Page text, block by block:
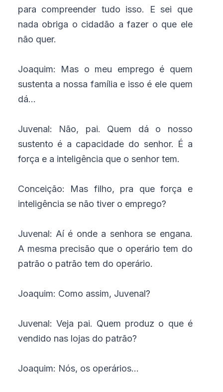
para compreender tudo isso. E sei que
nada obriga o cidadão a fazer o que ele
não quer.
Joaquim: Mas o meu emprego é quem
sustenta a nossa família e isso é ele quem
dá...
Juvenal: Não, pai. Quem dá o nosso
sustento é a capacidade do senhor. É a
força e a inteligência que o senhor tem.
Conceição: Mas filho, pra que força e
inteligência se não tiver o emprego?
Juvenal: Aí é onde a senhora se engana.
A mesma precisão que o operário tem do
patrão o patrão tem do operário.
Joaquim: Como assim, Juvenal?
Juvenal: Veja pai. Quem produz o que é
vendido nas lojas do patrão?
Joaquim: Nós, os operários...